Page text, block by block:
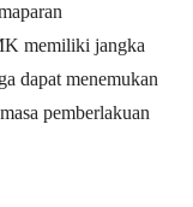
memiliki jangka
dapat menemukan
pemberlakuan